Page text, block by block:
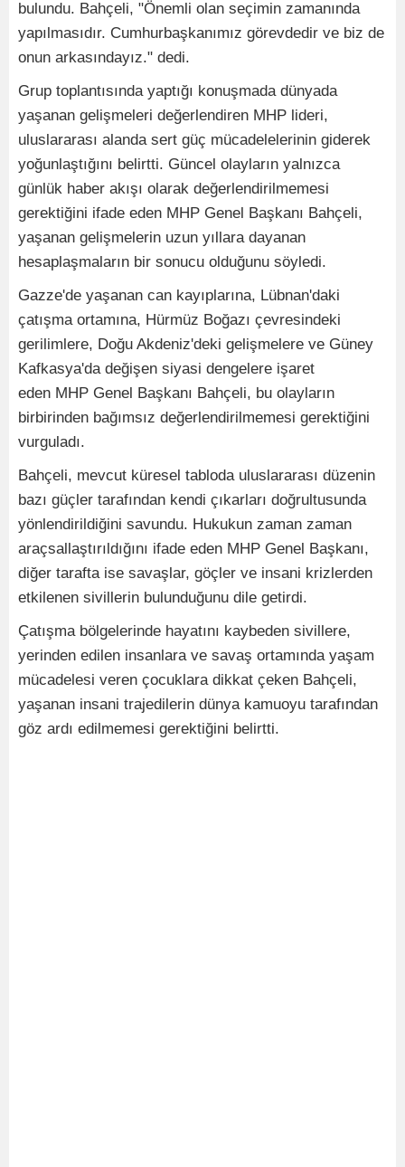
bulundu. Bahçeli, "Önemli olan seçimin zamanında
yapılmasıdır. Cumhurbaşkanımız görevdedir ve biz de
onun arkasındayız." dedi.
Grup toplantısında yaptığı konuşmada dünyada
yaşanan gelişmeleri değerlendiren MHP lideri,
uluslararası alanda sert güç mücadelelerinin giderek
yoğunlaştığını belirtti. Güncel olayların yalnızca
günlük haber akışı olarak değerlendirilmemesi
gerektiğini ifade eden MHP Genel Başkanı Bahçeli,
yaşanan gelişmelerin uzun yıllara dayanan
hesaplaşmaların bir sonucu olduğunu söyledi.
Gazze'de yaşanan can kayıplarına, Lübnan'daki
çatışma ortamına, Hürmüz Boğazı çevresindeki
gerilimlere, Doğu Akdeniz'deki gelişmelere ve Güney
Kafkasya'da değişen siyasi dengelere işaret
eden MHP Genel Başkanı Bahçeli, bu olayların
birbirinden bağımsız değerlendirilmemesi gerektiğini
vurguladı.
Bahçeli, mevcut küresel tabloda uluslararası düzenin
bazı güçler tarafından kendi çıkarları doğrultusunda
yönlendirildiğini savundu. Hukukun zaman zaman
araçsallaştırıldığını ifade eden MHP Genel Başkanı,
diğer tarafta ise savaşlar, göçler ve insani krizlerden
etkilenen sivillerin bulunduğunu dile getirdi.
Çatışma bölgelerinde hayatını kaybeden sivillere,
yerinden edilen insanlara ve savaş ortamında yaşam
mücadelesi veren çocuklara dikkat çeken Bahçeli,
yaşanan insani trajedilerin dünya kamuoyu tarafından
göz ardı edilmemesi gerektiğini belirtti.